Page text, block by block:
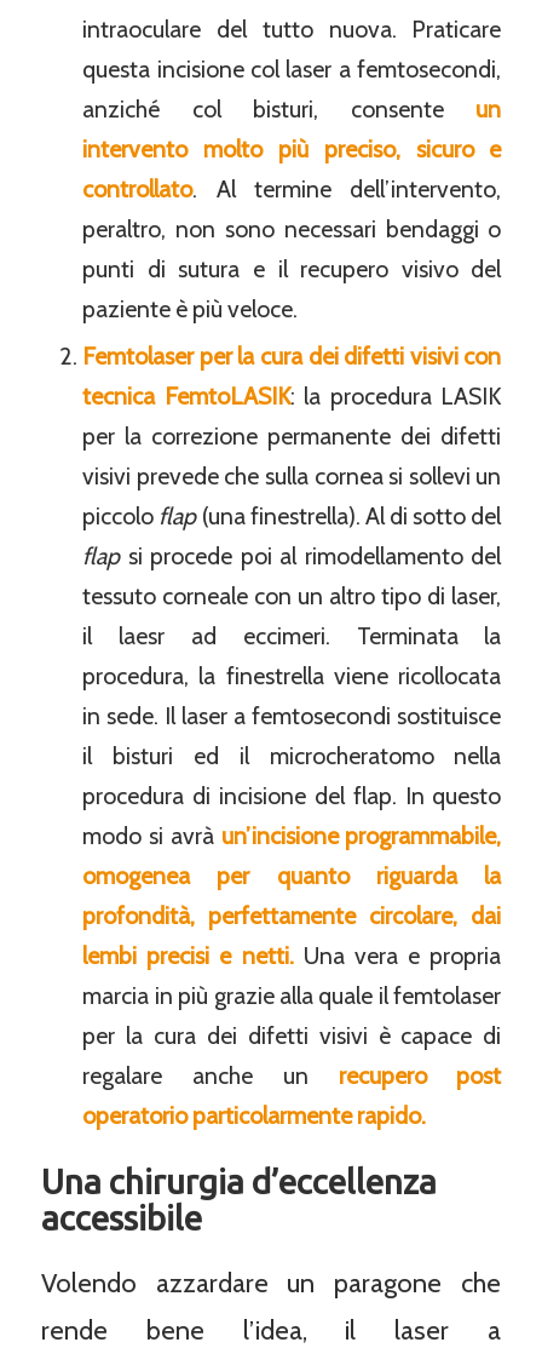
intraoculare del tutto nuova. Praticare
questa incisione col laser a femtosecondi,
anziché col bisturi, consenteun
intervento molto più preciso, sicuro e
controllato. Al termine dell’intervento,
peraltro, non sono necessari bendaggi o
punti di sutura e il recupero visivo del
paziente è più veloce.
Femtolaser per la cura dei difetti visivi con
tecnica FemtoLASIK: la procedura LASIK
per la correzione permanente dei difetti
visivi prevede che sulla cornea si sollevi un
piccolo flap(una finestrella). Al di sotto del
flapsi procede poi al rimodellamento del
tessuto corneale con un altro tipo di laser,
il laesr ad eccimeri. Terminata la
procedura, la finestrella viene ricollocata
in sede. Il laser a femtosecondi sostituisce
il bisturi ed il microcheratomo nella
procedura di incisione del flap. In questo
modo si avrà un’incisione programmabile,
omogenea per quanto riguarda la
profondità, perfettamente circolare, dai
lembi precisi e netti. Una vera e propria
marcia in più grazie alla quale il femtolaser
per la cura dei difetti visivi è capace di
regalare anche un recupero post
operatorio particolarmente rapido.
Una chirurgia d’eccellenza
accessibile
Volendo azzardare un paragone che
rende bene l’idea, il laser a